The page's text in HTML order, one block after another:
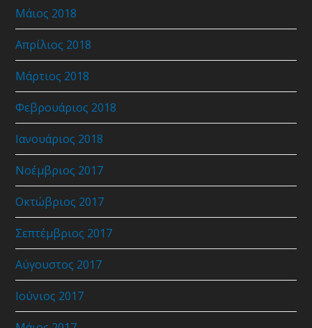
Μάιος 2018
Απρίλιος 2018
Μάρτιος 2018
Φεβρουάριος 2018
Ιανουάριος 2018
Νοέμβριος 2017
Οκτώβριος 2017
Σεπτέμβριος 2017
Αύγουστος 2017
Ιούνιος 2017